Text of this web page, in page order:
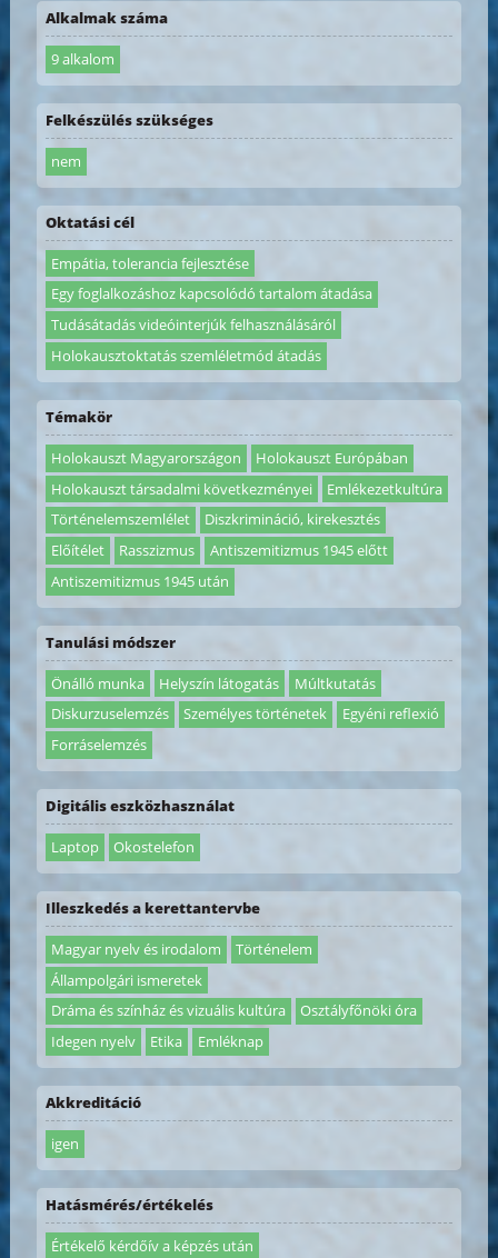
Alkalmak száma
9 alkalom
Felkészülés szükséges
nem
Oktatási cél
Empátia, tolerancia fejlesztése
Egy foglalkozáshoz kapcsolódó tartalom átadása
Tudásátadás videóinterjúk felhasználásáról
Holokausztoktatás szemléletmód átadás
Témakör
Holokauszt Magyarországon
Holokauszt Európában
Holokauszt társadalmi következményei
Emlékezetkultúra
Történelemszemlélet
Diszkrimináció, kirekesztés
Előítélet
Rasszizmus
Antiszemitizmus 1945 előtt
Antiszemitizmus 1945 után
Tanulási módszer
Önálló munka Helyszín látogatás
Múltkutatás
Diskurzuselemzés
Személyes történetek
Egyéni reflexió
Forráselemzés
Digitális eszközhasználat
Laptop Okostelefon
Illeszkedés a kerettantervbe
Magyar nyelv és irodalom
Történelem
Állampolgári ismeretek
Dráma és színház és vizuális kultúra
Osztályfőnöki óra
Idegen nyelv
Etika Emléknap
Akkreditáció
igen
Hatásmérés/értékelés
Értékelő kérdőív a képzés után